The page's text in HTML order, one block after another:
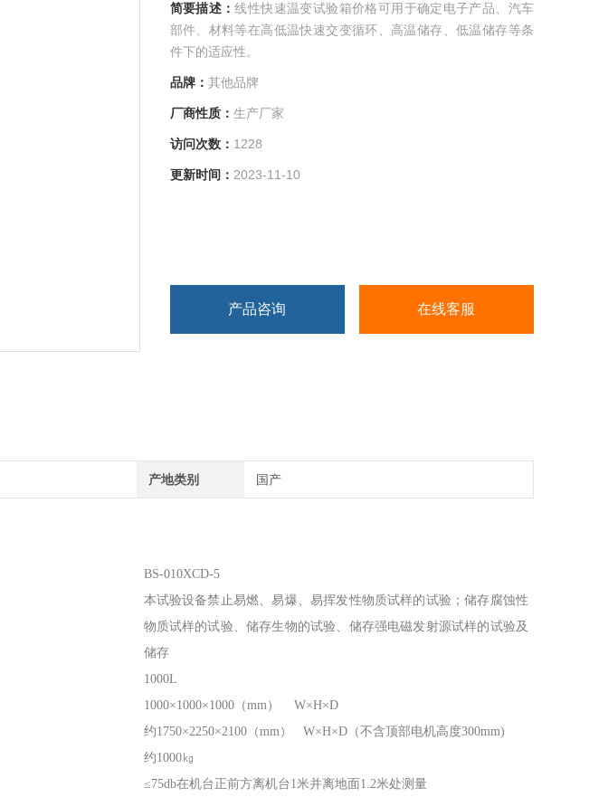
简要描述：线性快速温变试验箱价格可用于确定电子产品、汽车
部件、材料等在高低温快速交变循环、高温储存、低温储存等条
件下的适应性。
品牌： 其他品牌
厂商性质： 生产厂家
访问次数： 1228
更新时间： 2023-11-10
产品咨询 在线客服
产地类别 国产
BS-010XCD-5
本试验设备禁止易燃、易爆、易挥发性物质试样的试验；储存腐蚀性
物质试样的试验、储存生物的试验、储存强电磁发射源试样的试验及
储存
1000L
1000×1000×1000（mm） W×H×D
约1750×2250×2100（mm） W×H×D（不含顶部电机高度300mm)
约1000㎏
≤75db在机台正前方离机台1米并离地面1.2米处测量